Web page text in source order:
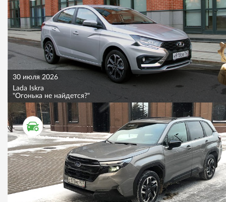
30 июля 2026
Lada Iskra
"Огонька не найдется?"
ТЕСТ ДРАЙВ